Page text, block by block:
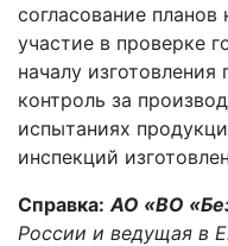
согласование
участие в проверке
началу
контроль за
испытаниях
инспекций
Справка: АО «ВО
России и ведущая в